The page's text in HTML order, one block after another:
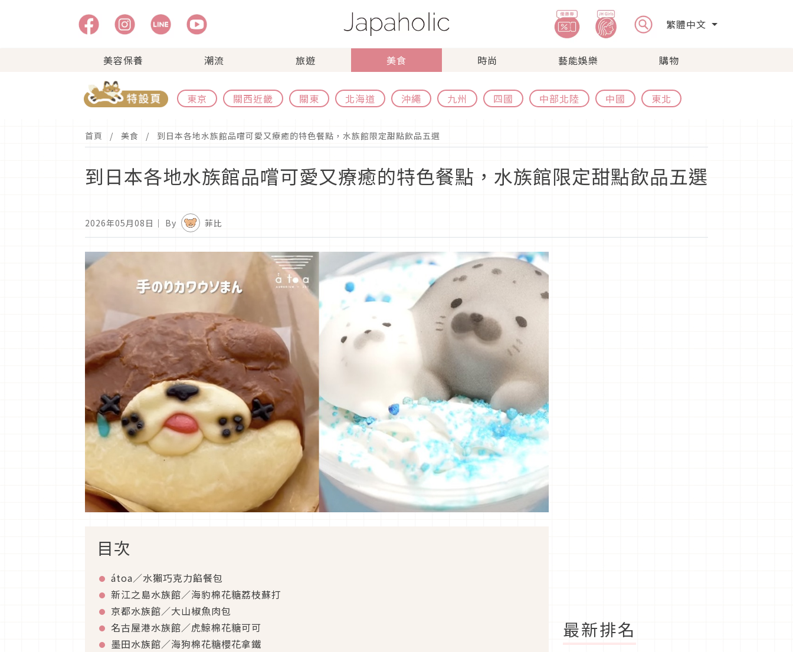
繁體中文
美容保養 潮流 旅遊 美食 時尚 藝能娛樂 購物
東京 關西近畿 關東 北海道 沖繩 九州 四國 中部北陸 中國 東北
首頁 美食 到日本各地水族館品嚐可愛又療癒的特色餐點，水族館限定甜點飲品五選
到日本各地水族館品嚐可愛又療癒的特色餐點，水族館限定甜點飲品五選
2026年05月08日 ｜ By 菲比
目次
átoa／水獺巧克力餡餐包
新江之島水族館／海豹棉花糖荔枝蘇打
京都水族館／大山椒魚肉包
名古屋港水族館／虎鯨棉花糖可可
墨田水族館／海狗棉花糖櫻花拿鐵
最新排名